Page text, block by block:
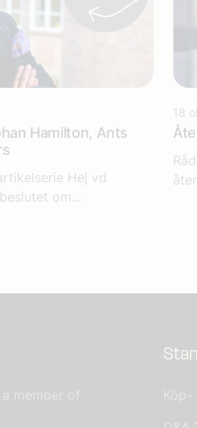
Hamilton, Ants
Hej vd
om...
18
member of
Köp-